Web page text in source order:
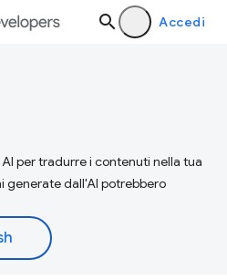
Accedi
per tradurre i contenuti nella tua
generate dall'AI potrebbero